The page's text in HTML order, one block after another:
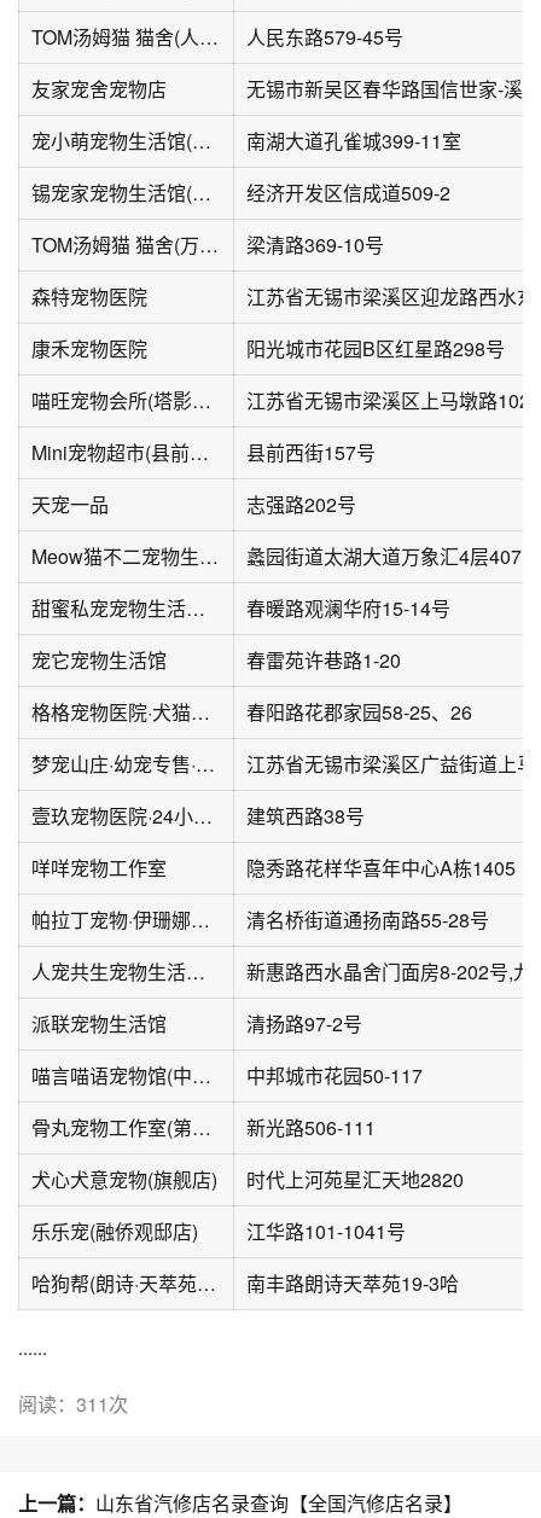
TOM汤姆猫 猫舍(人民东路店)
人民东路579-45号
友家宠舍宠物店
宠小萌宠物生活馆(孔雀雅园1期店)
南湖大道孔雀城399-11室
锡宠家宠物生活馆(海岸城店)
经济开发区信成道509-2
TOM汤姆猫 猫舍(万达精选店)
梁清路369-10号
森特宠物医院
康禾宠物医院
阳光城市花园B区红星路298号
喵旺宠物会所(塔影苑西区店)
Mini宠物超市(县前西街店)
县前西街157号
天宠一品
志强路202号
Meow猫不二宠物生活馆
甜蜜私宠宠物生活馆(华宇·观澜华府店)
春暖路观澜华府15-14号
宠它宠物生活馆
春雷苑许巷路1-20
格格宠物医院·犬猫专科·骨外科(花样年花郡家园店)
春阳路花郡家园58-25、26
梦宠山庄·幼宠专售·无锡犬猫舍(无锡总店)
壹玖宠物医院·24小时转诊中心·猫科中心·外科中心
建筑西路38号
咩咩宠物工作室
隐秀路花样华喜年中心A栋1405
帕拉丁宠物·伊珊娜皮毛调理
清名桥街道通扬南路55-28号
人宠共生宠物生活馆(绿地西水晶舍店)
派联宠物生活馆
清扬路97-2号
喵言喵语宠物馆(中邦店)
中邦城市花园50-117
骨丸宠物工作室(第一国际店)
新光路506-111
犬心犬意宠物(旗舰店)
时代上河苑星汇天地2820
乐乐宠(融侨观邸店)
江华路101-1041号
哈狗帮(朗诗·天萃苑店)
南丰路朗诗天萃苑19-3哈
......
阅读：311次
上一篇： 山东省汽修店名录查询【全国汽修店名录】